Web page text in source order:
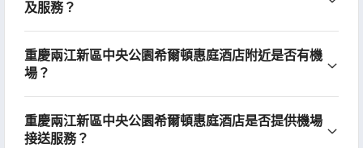
及服務？
重慶兩江新區中央公園希爾頓惠庭酒店附近是否有機
場？
重慶兩江新區中央公園希爾頓惠庭酒店是否提供機場
接送服務？